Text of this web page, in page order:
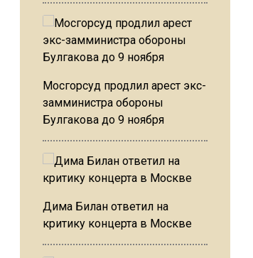
Мосгорсуд продлил арест экс-
замминистра обороны
Булгакова до 9 ноября
Дима Билан ответил на
критику концерта в Москве